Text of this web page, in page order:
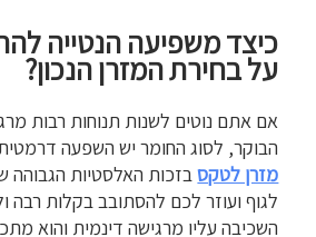
כיצד משפיעה הנטייה
על בחירת המזרן הנכון?
אם אתם נוטים לשנות תנוחות רבות
הבוקר, לסוג החומר יש השפעה
מזרן לטקסבזכות האלסטיות הגבוהה
לגוף ועוזר לכם להסתובב בקלות רבה
השכיבה עליו מרגישה דינמית והוא